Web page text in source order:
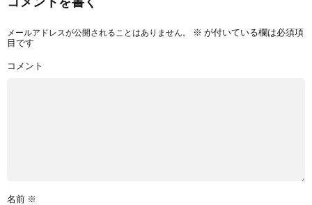
コメントを書く
メールアドレスが公開されることはありません。 ※ が付いている欄は必須項
目です
コメント
名前 ※